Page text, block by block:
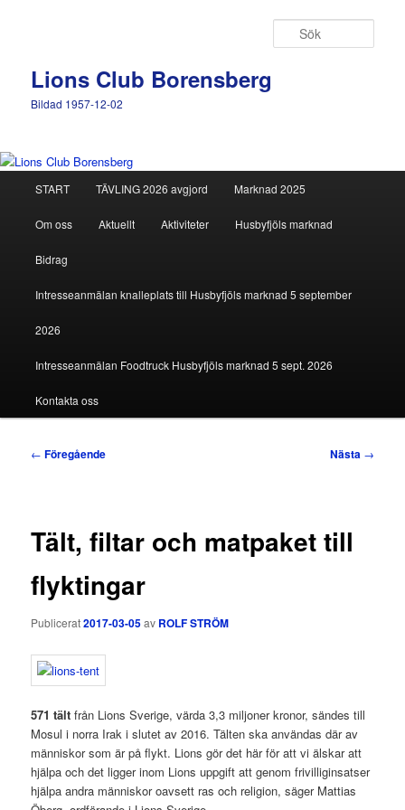
Lions Club Borensberg
Bildad 1957-12-02
START TÄVLING 2026 avgjord Marknad 2025
Om oss Aktuellt Aktiviteter Husbyfjöls marknad
Bidrag
Intresseanmälan knalleplats till Husbyfjöls marknad 5 september
2026
Intresseanmälan Foodtruck Husbyfjöls marknad 5 sept. 2026
Kontakta oss
Inläggsnavigering
← Föregående Nästa →
Tält, filtar och matpaket till
flyktingar
Publicerat2017-03-05av ROLF STRÖM
571 tält från Lions Sverige, värda 3,3 miljoner kronor, sändes till
Mosul i norra Irak i slutet av 2016. Tälten ska användas där av
människor som är på flykt. Lions gör det här för att vi älskar att
hjälpa och det ligger inom Lions uppgift att genom frivilliginsatser
hjälpa andra människor oavsett ras och religion, säger Mattias